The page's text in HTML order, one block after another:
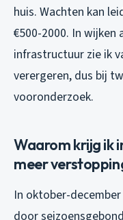
huis. Wachten kan
€500-2000. In
infrastructuur zie ik
verergeren, dus bij
vooronderzoek.
Waarom krijg ik
meer
In oktober-
door